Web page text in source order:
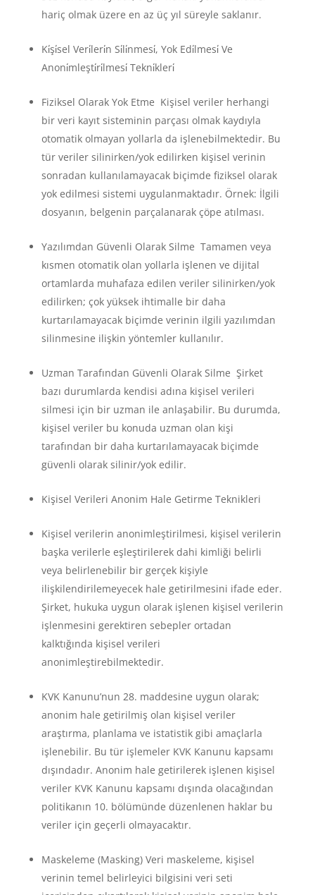
hariç olmak üzere en az üç yıl süreyle saklanır.
Ki̇şi̇sel Veri̇leri̇n Si̇li̇nmesi̇, Yok Edi̇lmesi̇ Ve
Anoni̇mleşti̇ri̇lmesi̇ Tekni̇kleri̇
Fiziksel Olarak Yok Etme Kişisel veriler herhangi
bir veri kayıt sisteminin parçası olmak kaydıyla
otomatik olmayan yollarla da işlenebilmektedir. Bu
tür veriler silinirken/yok edilirken kişisel verinin
sonradan kullanılamayacak biçimde fiziksel olarak
yok edilmesi sistemi uygulanmaktadır. Örnek: İlgili
dosyanın, belgenin parçalanarak çöpe atılması.
Yazılımdan Güvenli Olarak Silme Tamamen veya
kısmen otomatik olan yollarla işlenen ve dijital
ortamlarda muhafaza edilen veriler silinirken/yok
edilirken; çok yüksek ihtimalle bir daha
kurtarılamayacak biçimde verinin ilgili yazılımdan
silinmesine ilişkin yöntemler kullanılır.
Uzman Tarafından Güvenli Olarak Silme Şirket
bazı durumlarda kendisi adına kişisel verileri
silmesi için bir uzman ile anlaşabilir. Bu durumda,
kişisel veriler bu konuda uzman olan kişi
tarafından bir daha kurtarılamayacak biçimde
güvenli olarak silinir/yok edilir.
Kişisel Verileri Anonim Hale Getirme Teknikleri
Kişisel verilerin anonimleştirilmesi, kişisel verilerin
başka verilerle eşleştirilerek dahi kimliği belirli
veya belirlenebilir bir gerçek kişiyle
ilişkilendirilemeyecek hale getirilmesini ifade eder.
Şirket, hukuka uygun olarak işlenen kişisel verilerin
işlenmesini gerektiren sebepler ortadan
kalktığında kişisel verileri
anonimleştirebilmektedir.
KVK Kanunu’nun 28. maddesine uygun olarak;
anonim hale getirilmiş olan kişisel veriler
araştırma, planlama ve istatistik gibi amaçlarla
işlenebilir. Bu tür işlemeler KVK Kanunu kapsamı
dışındadır. Anonim hale getirilerek işlenen kişisel
veriler KVK Kanunu kapsamı dışında olacağından
politikanın 10. bölümünde düzenlenen haklar bu
veriler için geçerli olmayacaktır.
Maskeleme (Masking) Veri maskeleme, kişisel
verinin temel belirleyici bilgisini veri seti